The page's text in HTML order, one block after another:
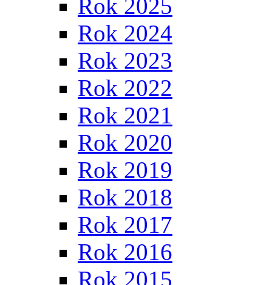
Rok 2025
Rok 2024
Rok 2023
Rok 2022
Rok 2021
Rok 2020
Rok 2019
Rok 2018
Rok 2017
Rok 2016
Rok 2015